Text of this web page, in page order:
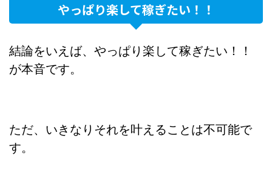
やっぱり楽して稼ぎたい！！
結論をいえば、やっぱり楽して稼ぎたい！！
が本音です。
ただ、いきなりそれを叶えることは不可能で
す。